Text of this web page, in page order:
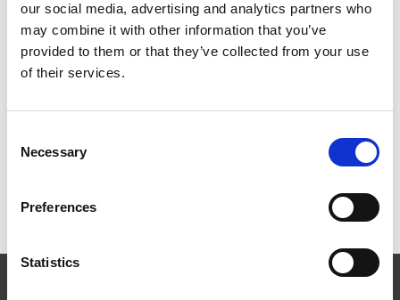
our social media, advertising and analytics partners who
may combine it with other information that you’ve
provided to them or that they’ve collected from your use
of their services.
Selection
Necessary
Preferences
Statistics
Infästning och komponenter